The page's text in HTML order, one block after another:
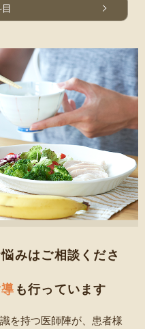
みはご相談くださ
も行っています
を持つ医師陣が、患者様